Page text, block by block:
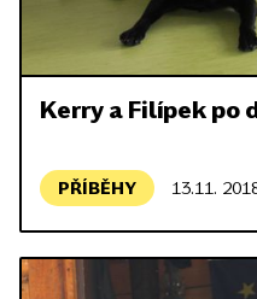
Kerry a Filípek po
PŘÍBĚHY 13.11.